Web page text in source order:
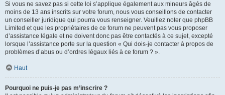
Si vous ne savez pas si cette loi s’applique également aux mineurs âgés de
moins de 13 ans inscrits sur votre forum, nous vous conseillons de contacter
un conseiller juridique qui pourra vous renseigner. Veuillez noter que phpBB
Limited et que les propriétaires de ce forum ne peuvent pas vous proposer
d’assistance légale et ne doivent donc pas être contactés à ce sujet, excepté
lorsque l’assistance porte sur la question « Qui dois-je contacter à propos de
problèmes d’abus ou d’ordres légaux liés à ce forum ? ».
Haut
Pourquoi ne puis-je pas m’inscrire ?